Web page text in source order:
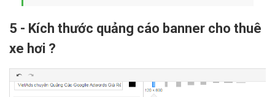
5 - Kích thước quảng cáo banner cho thuê
xe hơi ?